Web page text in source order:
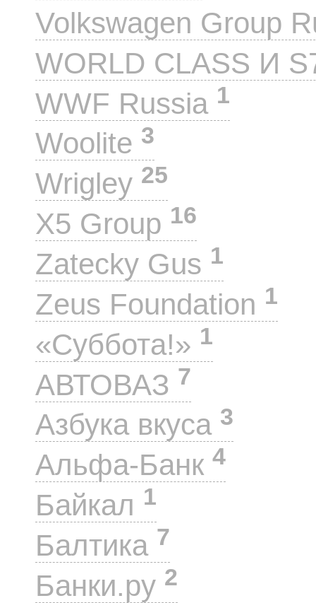
Volkswagen Group
WORLD CLASS И
WWF Russia 1
Woolite 3
Wrigley 25
X5 Group 16
Zatecky Gus 1
Zeus Foundation 1
«Суббота!» 1
АВТОВАЗ 7
Азбука вкуса 3
Альфа-Банк 4
Байкал 1
Балтика 7
Банки.ру 2